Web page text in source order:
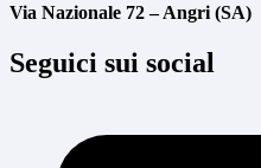
Via Nazionale 72 – Angri (SA)
Seguici sui social